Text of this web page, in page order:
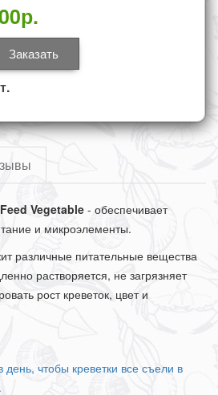
р.
Заказать
Vegetable - обеспечивает
и микроэлементы.
различные питательные вещества
растворяется, не загрязняет
рост креветок, цвет и
день, чтобы креветки все съели в